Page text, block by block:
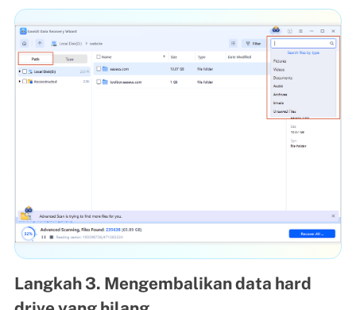
Langkah 3. Mengembalikan data hard